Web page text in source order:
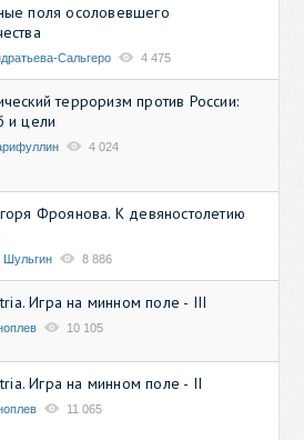
поля осоловевшего
Сальгеро 4 475
терроризм против России:
и цели
4 024
Фроянова. К девяностолетию
Шульгин 8 886
Игра на минном поле - III
10 105
Игра на минном поле - II
11 065